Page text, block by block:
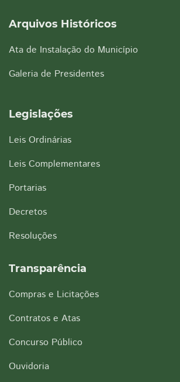
Arquivos Históricos
Ata de Instalação do Município
Galeria de Presidentes
Legislações
Leis Ordinárias
Leis Complementares
Portarias
Decretos
Resoluções
Transparência
Compras e Licitações
Contratos e Atas
Concurso Público
Ouvidoria